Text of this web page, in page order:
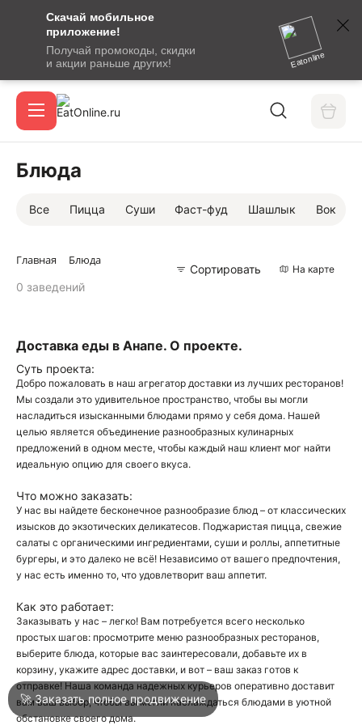
Скачай мобильное
приложение!
Получай промокоды, скидки
и акции раньше других!
Eatonline
сообщение
кодом
подтверждения
Акции
Войти
ГородНижний Тагил
Написать в техподдержку
Блюда
Все Пицца Суши Фаст-фуд Шашлык Вок
Главная Блюда
0 заведений
Сортировать На карте
Доставка еды в Анапе. О проекте.
Суть проекта:
Добро пожаловать в наш агрегатор доставки из лучших ресторанов!
Мы создали это удивительное пространство, чтобы вы могли
насладиться изысканными блюдами прямо у себя дома. Нашей
целью является объединение разнообразных кулинарных
предложений в одном месте, чтобы каждый наш клиент мог найти
идеальную опцию для своего вкуса.
Что можно заказать:
У нас вы найдете бесконечное разнообразие блюд – от классических
изысков до экзотических деликатесов. Поджаристая пицца, свежие
салаты с органическими ингредиентами, суши и роллы, аппетитные
бургеры, и это далеко не всё! Независимо от вашего предпочтения,
у нас есть именно то, что удовлетворит ваш аппетит.
Как это работает:
Заказывать у нас – легко! Вам потребуется всего несколько
простых шагов: просмотрите меню разнообразных ресторанов,
выберите блюда, которые вас заинтересовали, добавьте их в
корзину, укажите адрес доставки, и вот – ваш заказ готов к
отправке! Наша команда надежных курьеров оперативно доставит
вам ваш выбор, чтобы вы могли наслаждаться блюдами в уютной
обстановке своего дома.
🚀 Заказать полное продвижение